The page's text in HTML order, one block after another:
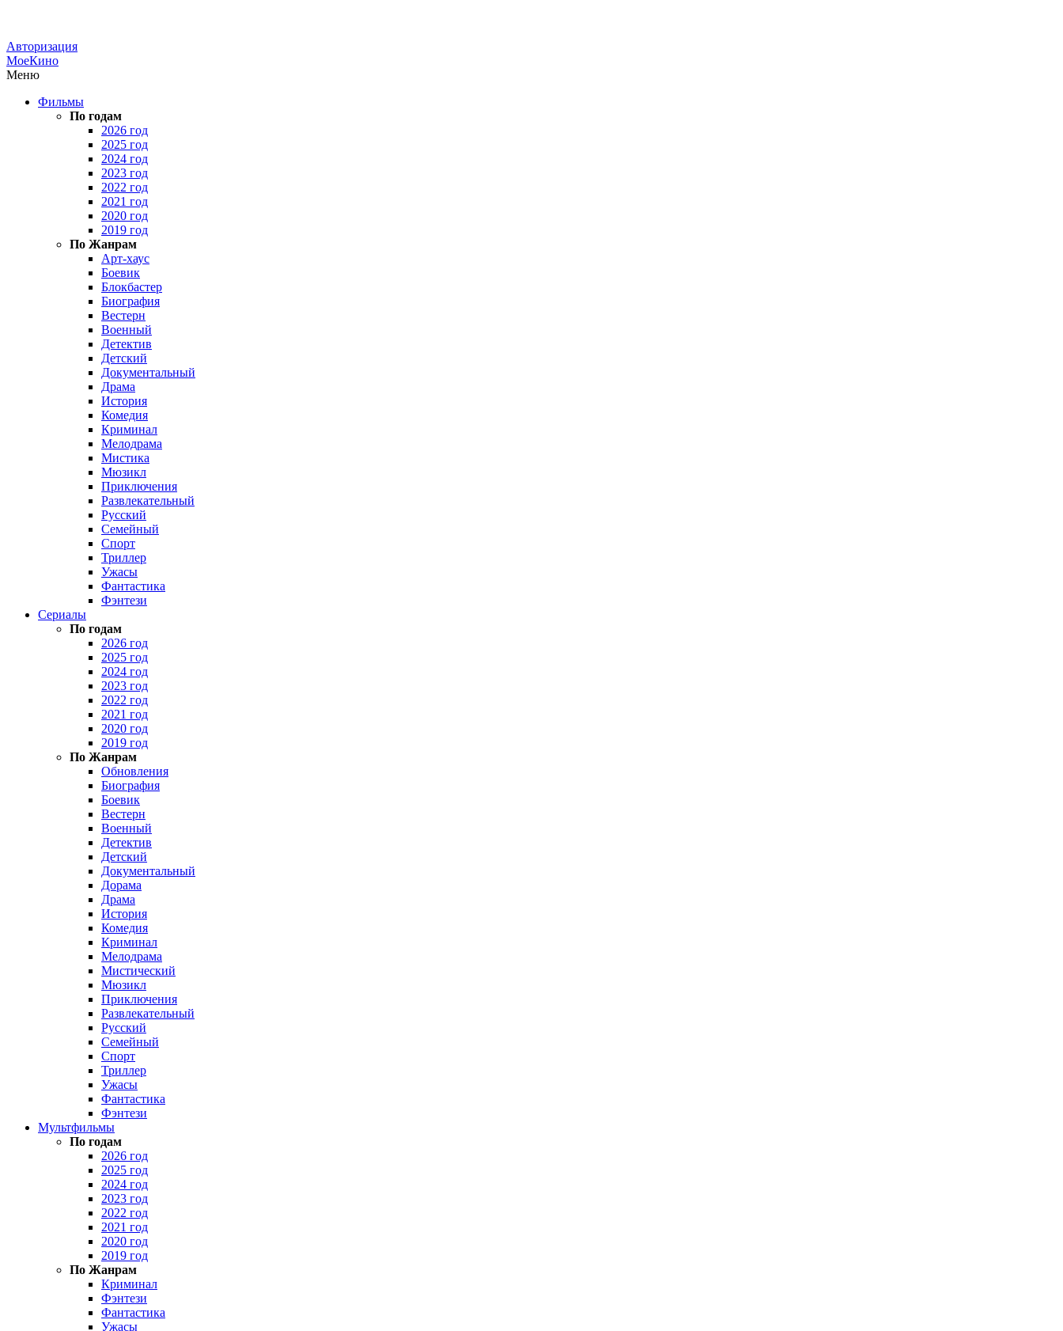
Авторизация
МоеКино
Меню
Фильмы
По годам
2026 год
2025 год
2024 год
2023 год
2022 год
2021 год
2020 год
2019 год
По Жанрам
Арт-хаус
Боевик
Блокбастер
Биография
Вестерн
Военный
Детектив
Детский
Документальный
Драма
История
Комедия
Криминал
Мелодрама
Мистика
Мюзикл
Приключения
Развлекательный
Русский
Семейный
Спорт
Триллер
Ужасы
Фантастика
Фэнтези
Сериалы
По годам
2026 год
2025 год
2024 год
2023 год
2022 год
2021 год
2020 год
2019 год
По Жанрам
Обновления
Биография
Боевик
Вестерн
Военный
Детектив
Детский
Документальный
Дорама
Драма
История
Комедия
Криминал
Мелодрама
Мистический
Мюзикл
Приключения
Развлекательный
Русский
Семейный
Спорт
Триллер
Ужасы
Фантастика
Фэнтези
Мультфильмы
По годам
2026 год
2025 год
2024 год
2023 год
2022 год
2021 год
2020 год
2019 год
По Жанрам
Криминал
Фэнтези
Фантастика
Ужасы